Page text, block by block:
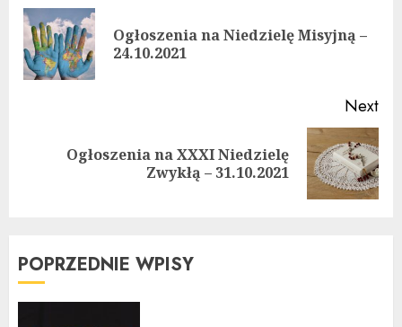
Reading
Ogłoszenia na Niedzielę Misyjną –
24.10.2021
Next
Ogłoszenia na XXXI Niedzielę
Zwykłą – 31.10.2021
POPRZEDNIE WPISY